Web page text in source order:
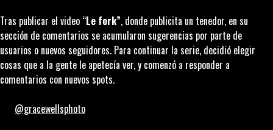
Tras publicar el video “Le fork”, donde publicita un tenedor, en su
sección de comentarios se acumularon sugerencias por parte de
usuarios o nuevos seguidores. Para continuar la serie, decidió elegir
cosas que a la gente le apetecía ver, y comenzó a responder a
comentarios con nuevos spots.
@gracewellsphoto